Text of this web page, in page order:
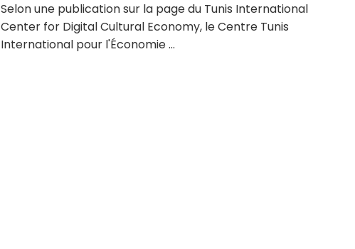
Selon une publication sur la page du Tunis International
Center for Digital Cultural Economy, le Centre Tunis
International pour l'Économie ...